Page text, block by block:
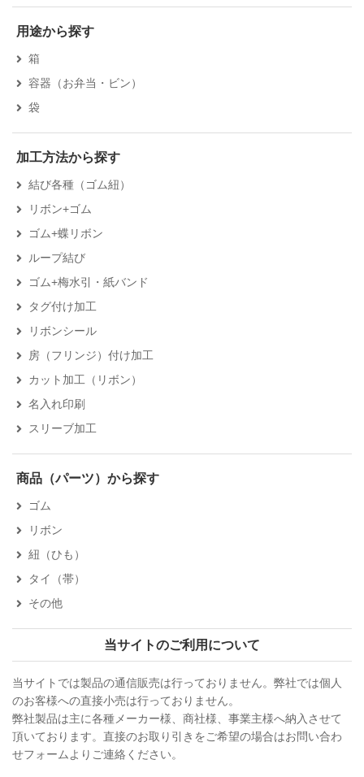
用途から探す
箱
容器（お弁当・ビン）
袋
加工方法から探す
結び各種（ゴム紐）
リボン+ゴム
ゴム+蝶リボン
ループ結び
ゴム+梅水引・紙バンド
タグ付け加工
リボンシール
房（フリンジ）付け加工
カット加工（リボン）
名入れ印刷
スリーブ加工
商品（パーツ）から探す
ゴム
リボン
紐（ひも）
タイ（帯）
その他
当サイトのご利用について
当サイトでは製品の通信販売は行っておりません。弊社では個人
のお客様への直接小売は行っておりません。
弊社製品は主に各種メーカー様、商社様、事業主様へ納入させて
頂いております。直接のお取り引きをご希望の場合はお問い合わ
せフォームよりご連絡ください。